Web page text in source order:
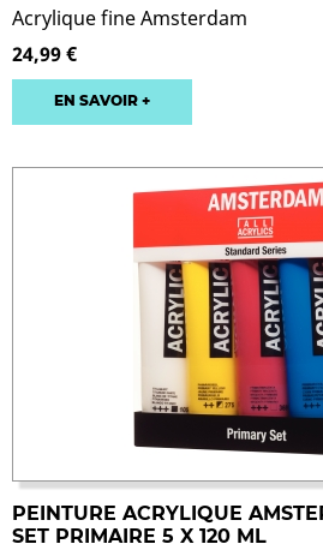
Acrylique fine Amsterdam
24,99 €
EN SAVOIR +
PEINTURE ACRYLIQUE
SET PRIMAIRE 5 X 120 ML